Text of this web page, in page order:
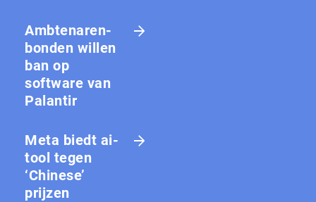
Amb­te­na­ren­
bon­den willen
ban op
software van
Palantir
Meta biedt ai-
tool tegen
‘Chinese’
prijzen